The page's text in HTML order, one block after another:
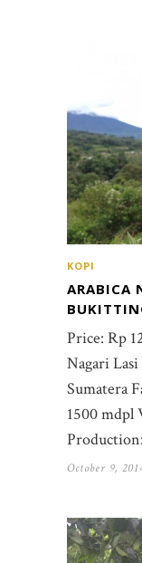
KOPI
ARABICA
Price: Rp
Nagari
Sumatera
1500 mdpl
October 9,